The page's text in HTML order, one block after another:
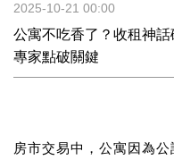
公寓不吃香了？收租神
專家點破關鍵
2025-10-21 00:00
房市交易中，公寓因為